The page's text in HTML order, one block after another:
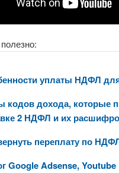
уплаты НДФЛ
кодов дохода, которые
2 НДФЛ и их
переплату по
Google Adsense, Youtube